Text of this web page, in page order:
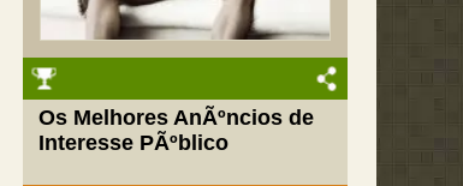
Os Melhores AnÃºncios de
Interesse PÃºblico